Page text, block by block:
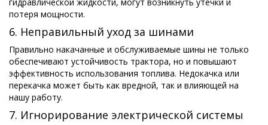
потеря мощности.
6. Неправильный уход за шинами
Правильно накачанные и обслуживаемые шины не только
обеспечивают устойчивость трактора, но и повышают
эффективность использования топлива. Недокачка или
перекачка может быть как вредной, так и влияющей на
нашу работу.
7. Игнорирование электрической системы